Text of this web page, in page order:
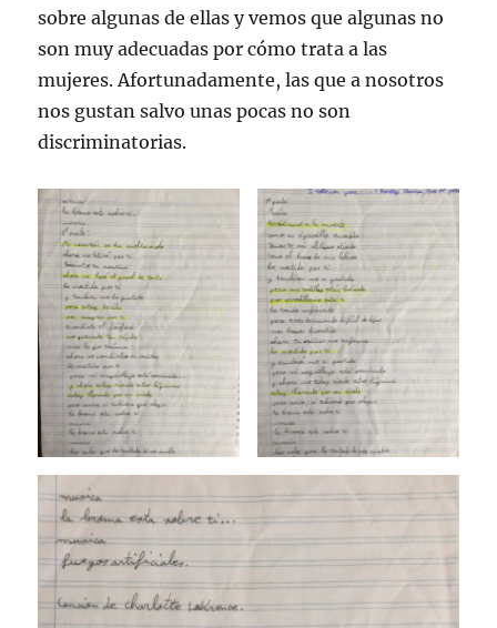
sobre algunas de ellas y vemos que algunas no
son muy adecuadas por cómo trata a las
mujeres. Afortunadamente, las que a nosotros
nos gustan salvo unas pocas no son
discriminatorias.